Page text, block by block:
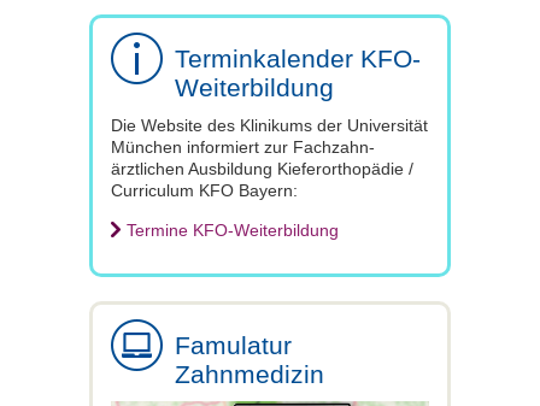
Terminkalender KFO-
Weiterbildung
Die Website des Klinikums der Universität
München informiert zur Fachzahn-
ärztlichen Ausbildung Kieferorthopädie /
Curriculum KFO Bayern:
Termine KFO-Weiterbildung
Famulatur
Zahnmedizin